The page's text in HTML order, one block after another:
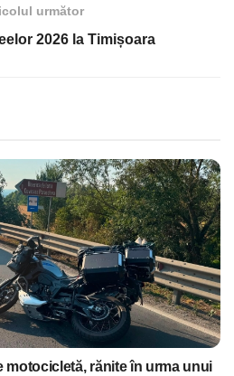
următor
2026 la Timișoara
motocicletă, rănite în urma unui